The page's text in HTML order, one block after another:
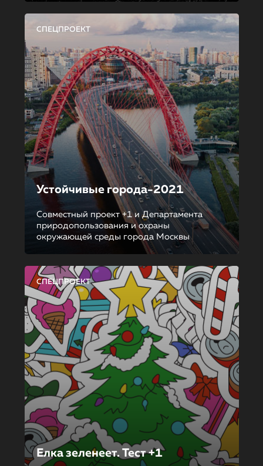
СПЕЦПРОЕКТ
Устойчивые города-2021
Совместный проект +1 и Департамента
природопользования и охраны
окружающей среды города Москвы
СПЕЦПРОЕКТ
Елка зеленеет. Тест +1